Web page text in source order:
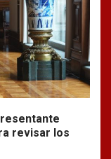
revisar los